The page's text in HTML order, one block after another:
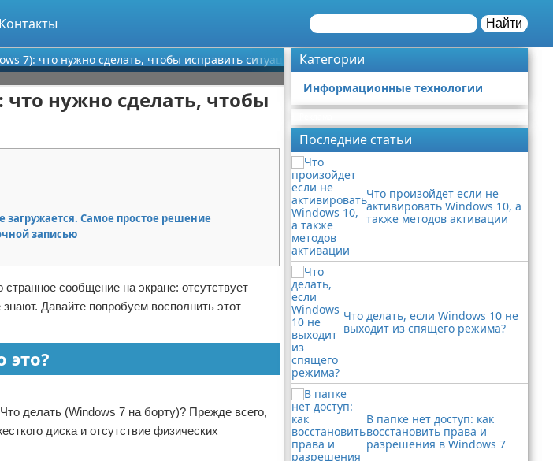
Контакты Найти
7): что нужно сделать, чтобы исправить ситуацию?
что нужно сделать, чтобы
загружается. Самое простое решение
записью
сообщение на экране: отсутствует
Давайте попробуем восполнить этот
это?
делать (Windows 7 на борту)? Прежде всего,
диска и отсутствие физических
Категории
Информационные технологии
Последние статьи
Что произойдет если не
активировать Windows 10, а
также методов активации
Что делать, если Windows 10 не
выходит из спящего режима?
В папке нет доступ: как
восстановить права и
разрешения в Windows 7